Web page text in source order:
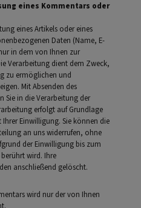
eines Kommentars oder
eines Artikels oder eines
Daten (Name, E-
in dem von Ihnen zur
Verarbeitung dient dem Zweck,
zu ermöglichen und
Mit Absenden des
Sie in die Verarbeitung der
erfolgt auf Grundlage
Ihrer Einwilligung. Sie können die
an uns widerrufen, ohne
der Einwilligung bis zum
wird. Ihre
anschließend gelöscht.
wird nur der von Ihnen